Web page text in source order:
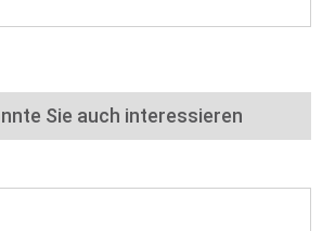
Sie auch interessieren